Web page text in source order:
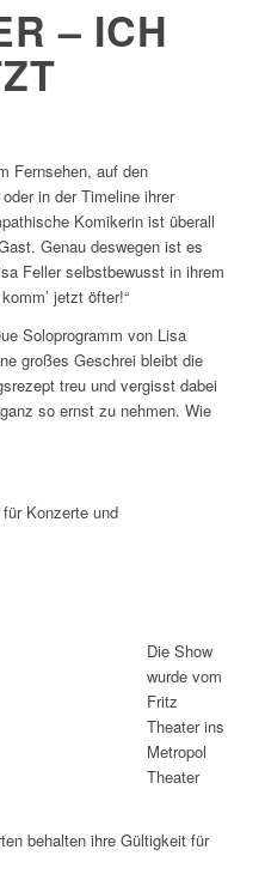
– ICH
Fernsehen, auf den
in der Timeline ihrer
Komikerin ist überall
Genau deswegen ist es
Feller selbstbewusst in ihrem
jetzt öfter!“
Soloprogramm von Lisa
großes Geschrei bleibt die
treu und vergisst dabei
so ernst zu nehmen. Wie
Konzerte und
Die Show
wurde vom
Fritz
Theater ins
Metropol
Theater
behalten ihre Gültigkeit für